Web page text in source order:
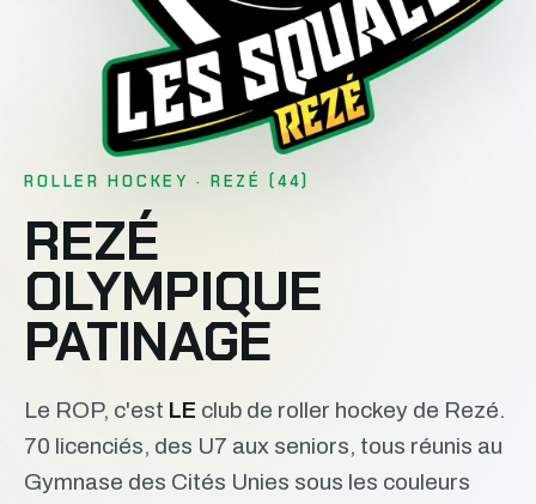
ROLLER HOCKEY · REZÉ (44)
REZÉ
OLYMPIQUE
PATINAGE
Le ROP, c'est LE club de roller hockey de Rezé.
70 licenciés, des U7 aux seniors, tous réunis au
Gymnase des Cités Unies sous les couleurs